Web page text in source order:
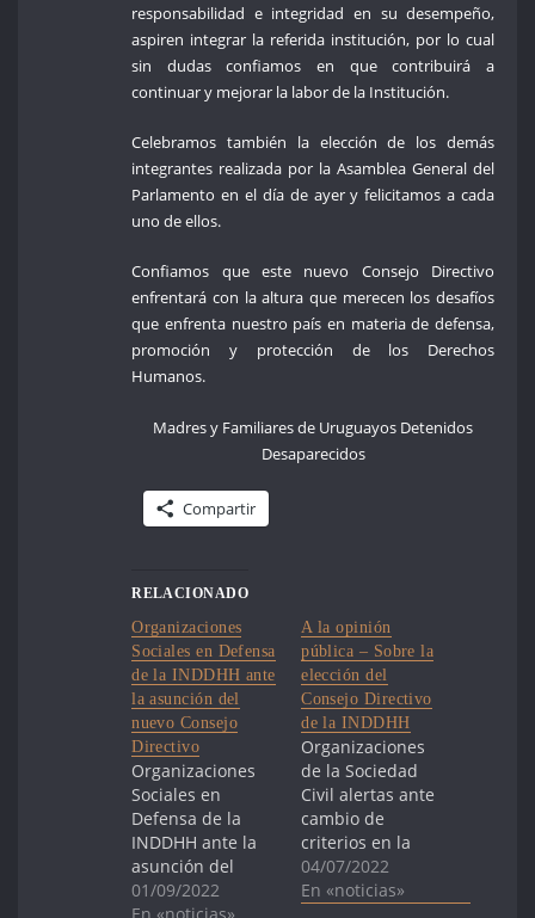
responsabilidad e integridad en su desempeño,
aspiren integrar la referida institución, por lo cual
sin dudas confiamos en que contribuirá a
continuar y mejorar la labor de la Institución.
Celebramos también la elección de los demás
integrantes realizada por la Asamblea General del
Parlamento en el día de ayer y felicitamos a cada
uno de ellos.
Confiamos que este nuevo Consejo Directivo
enfrentará con la altura que merecen los desafíos
que enfrenta nuestro país en materia de defensa,
promoción y protección de los Derechos
Humanos.
Madres y Familiares de Uruguayos Detenidos
Desaparecidos
Compartir
RELACIONADO
Organizaciones
Sociales en Defensa
de la INDDHH ante
la asunción del
nuevo Consejo
Directivo
Organizaciones
Sociales en
Defensa de la
INDDHH ante la
asunción del
nuevo Consejo
01/09/2022
A la opinión
pública – Sobre la
elección del
Consejo Directivo
de la INDDHH
Organizaciones
de la Sociedad
Civil alertas ante
cambio de
criterios en la
elección de un
nuevo Consejo
04/07/2022
En «noticias»